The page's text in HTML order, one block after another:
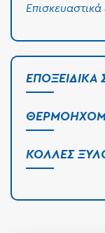
Επισκευαστικά
ΚΌΛΛΕΣ